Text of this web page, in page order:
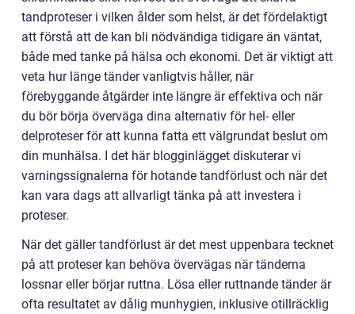
tandproteser i vilken ålder som helst, är det fördelaktigt
att förstå att de kan bli nödvändiga tidigare än väntat,
både med tanke på hälsa och ekonomi. Det är viktigt att
veta hur länge tänder vanligtvis håller, när
förebyggande åtgärder inte längre är effektiva och när
du bör börja överväga dina alternativ för hel- eller
delproteser för att kunna fatta ett välgrundat beslut om
din munhälsa. I det här blogginlägget diskuterar vi
varningssignalerna för hotande tandförlust och när det
kan vara dags att allvarligt tänka på att investera i
proteser.
När det gäller tandförlust är det mest uppenbara tecknet
på att proteser kan behöva övervägas när tänderna
lossnar eller börjar ruttna. Lösa eller ruttnande tänder är
ofta resultatet av dålig munhygien, inklusive otillräcklig